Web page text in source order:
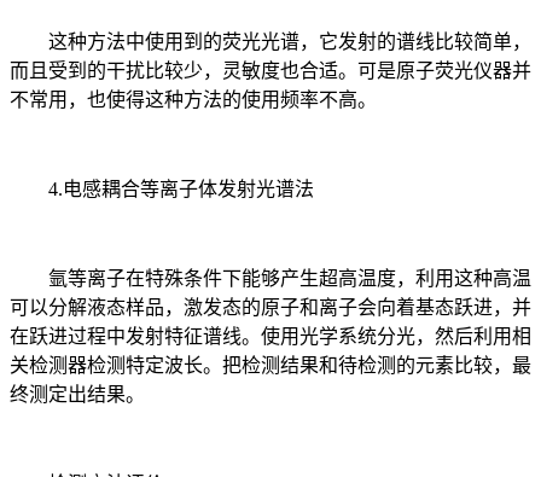
这种方法中使用到的荧光光谱，它发射的谱线比较简单，
而且受到的干扰比较少，灵敏度也合适。可是原子荧光仪器并
不常用，也使得这种方法的使用频率不高。
4.电感耦合等离子体发射光谱法
氩等离子在特殊条件下能够产生超高温度，利用这种高温
可以分解液态样品，激发态的原子和离子会向着基态跃进，并
在跃进过程中发射特征谱线。使用光学系统分光，然后利用相
关检测器检测特定波长。把检测结果和待检测的元素比较，最
终测定出结果。